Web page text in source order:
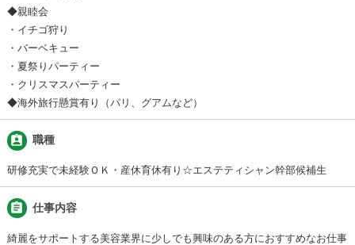
◆親睦会
・イチゴ狩り
・バーベキュー
・夏祭りパーティー
・クリスマスパーティー
◆海外旅行懸賞有り（パリ、グアムなど）
assignment_ind 職種
研修充実で未経験ＯＫ・産休育休有り☆エステティシャン幹部候補生
assignment 仕事内容
綺麗をサポートする美容業界に少しでも興味のある方におすすめなお仕事